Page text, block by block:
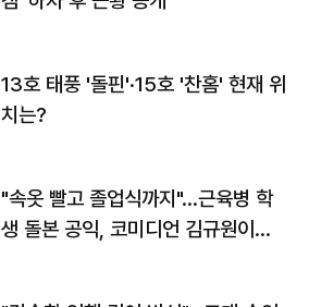
13호 태풍 '돌핀'·15호 '찬홈' 현재 위
치는?
"속옷 빨고 졸업식까지"…근육병 학
생 돌본 공익, 코미디언 김규원이었